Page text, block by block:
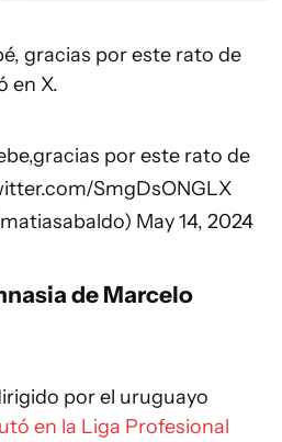
gracias por este rato de
en X.
por este rato de
SmgDsONGLX
May 14, 2024
deMarcelo
por el uruguayo
en la Liga Profesional